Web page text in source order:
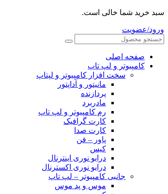
سبد خرید شما خالی است.
ورود/عضویت
صفحه اصلی
کامپیوتر و‌‌‌‌‌ لپ تاپ
سخت افزار کامپیوتر و لپتاپ
مانیتور و آداپتور
پردازنده
مادربرد
رم کامپیوتر و لپ تاپ
کارت گرافیک
کارت صدا
پاور – فن
کیس
درایو نوری اینترنال
درایو نوری اکسترنال
جانبی کامپیوتر – لپ تاپ
موس و پد موس